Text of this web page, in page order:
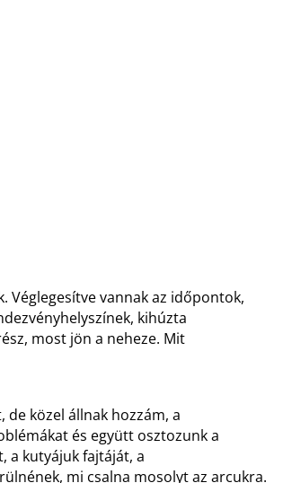
Véglegesítve vannak az időpontok,
kihúzta
most jön a neheze. Mit
közel állnak hozzám, a
és együtt osztozunk a
a kutyájuk fajtáját, a
mi csalna mosolyt az arcukra.